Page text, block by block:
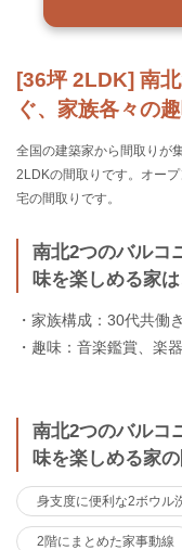
[36坪 2LDK] 南
ぐ、家族各々の
全国の建築家から間取りが
2LDKの間取りです。オー
宅の間取りです。
南北2つのバルコ
味を楽しめる家
・家族構成：30代共働
・趣味：音楽鑑賞、楽
南北2つのバルコ
味を楽しめる家
身支度に便利な2ボウル
2階にまとめた家事動線